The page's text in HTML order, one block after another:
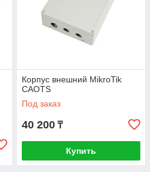
Корпус внешний MikroTik
CAOTS
Под заказ
40 200 ₸
Купить